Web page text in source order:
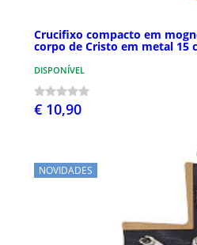
Crucifixo compacto em
corpo de Cristo em metal 15
DISPONÍVEL
€ 10,90
NOVIDADES